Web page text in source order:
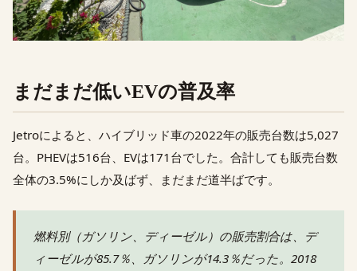
まだまだ低いEVの普及率
Jetroによると、ハイブリッド車の2022年の販売台数は5,027
台。PHEVは516台、EVは171台でした。合計しても販売台数
全体の3.5%にしか及ばず、まだまだ道半ばです。
燃料別（ガソリン、ディーゼル）の販売割合は、デ
ィーゼルが85.7％、ガソリンが14.3％だった。2018